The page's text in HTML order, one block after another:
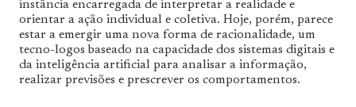
instância encarregada de interpretar a realidade e
orientar a ação individual e coletiva. Hoje, porém, parece
estar a emergir uma nova forma de racionalidade, um
tecno-logos baseado na capacidade dos sistemas digitais e
da inteligência artificial para analisar a informação,
realizar previsões e prescrever os comportamentos.